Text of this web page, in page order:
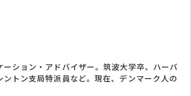
ション・アドバイザー。筑波大学卒、ハーバ
トン支局特派員など。現在、デンマーク人の